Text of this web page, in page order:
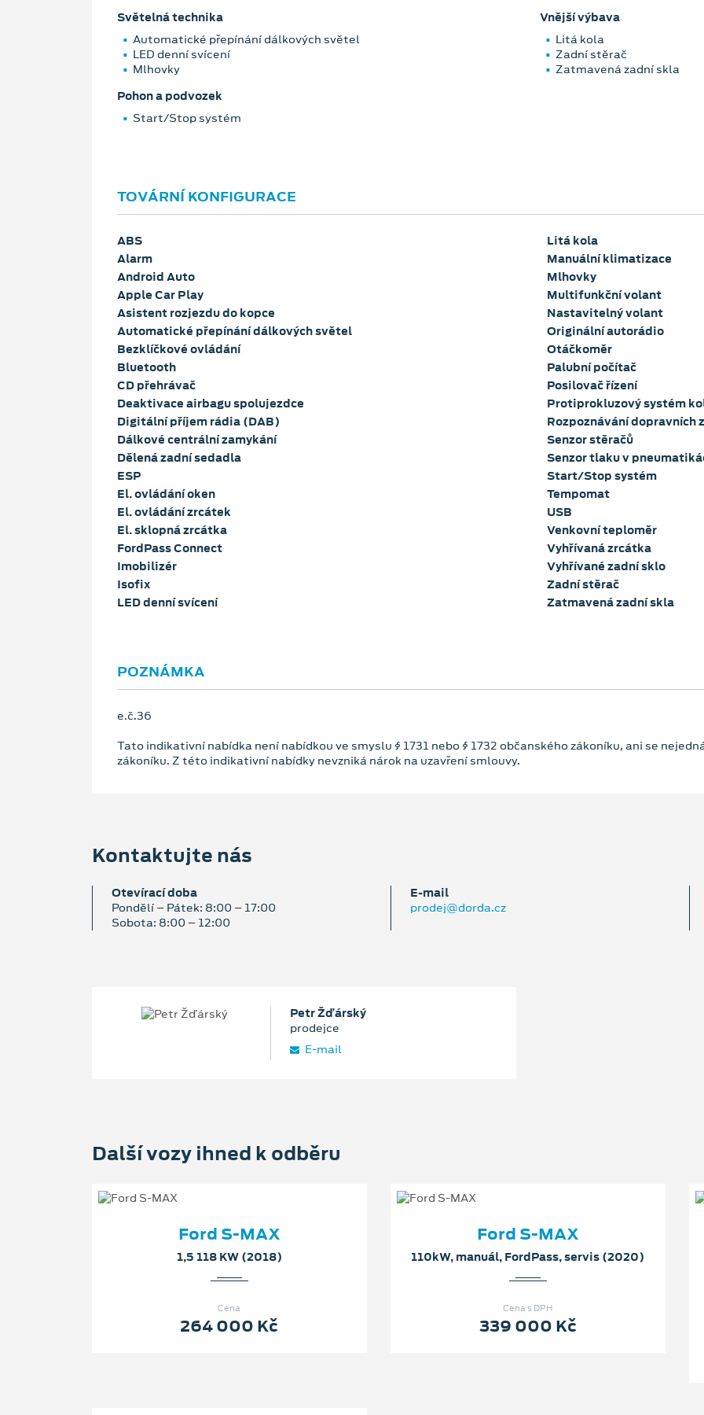
Světelná technika
Automatické přepínání dálkových světel
LED denní svícení
Mlhovky
Vnější výbava
Litá kola
Zadní stěrač
Zatmavená zadní skla
Pohon a podvozek
Start/Stop systém
TOVÁRNÍ KONFIGURACE
ABS
Alarm
Android Auto
Apple Car Play
Asistent rozjezdu do kopce
Automatické přepínání dálkových světel
Bezklíčkové ovládání
Bluetooth
CD přehrávač
Deaktivace airbagu spolujezdce
Digitální příjem rádia (DAB)
Dálkové centrální zamykání
Dělená zadní sedadla
ESP
El. ovládání oken
El. ovládání zrcátek
El. sklopná zrcátka
FordPass Connect
Imobilizér
Isofix
LED denní svícení
Litá kola
Manuální klimatizace
Mlhovky
Multifunkční volant
Nastavitelný volant
Originální autorádio
Otáčkoměr
Palubní počítač
Posilovač řízení
Protiprokluzový systém
Rozpoznávání dopravních
Senzor stěračů
Senzor tlaku v
Start/Stop systém
Tempomat
USB
Venkovní teploměr
Vyhřívaná zrcátka
Vyhřívané zadní sklo
Zadní stěrač
Zatmavená zadní skla
POZNÁMKA
e.č.36
Tato indikativní nabídka není nabídkou ve smyslu § 1731 nebo § 1732 občanského zákoníku, ani se
zákoníku. Z této indikativní nabídky nevzniká nárok na uzavření smlouvy.
Kontaktujte nás
Otevírací doba
Pondělí – Pátek: 8:00 – 17:00
Sobota: 8:00 – 12:00
E‑mail
prodej@dorda.cz
Petr Žďárský
prodejce
E‑mail
Další vozy ihned k odběru
Ford S-MAX
1,5 118 KW (2018)
Cena
264 000 Kč
Ford S-MAX
110kW, manuál, FordPass, servis (2020)
Cena s DPH
339 000 Kč